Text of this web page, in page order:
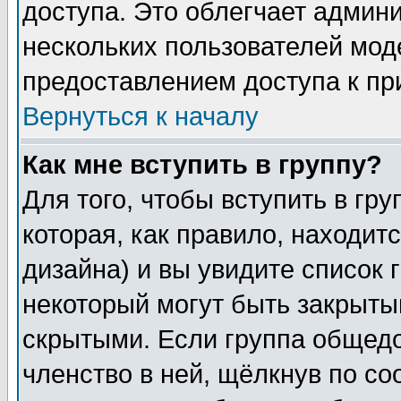
доступа. Это облегчает
нескольких пользователей
предоставлением доступа к
Вернуться к началу
Как мне вступить в группу?
Для того, чтобы вступить в
которая, как правило,
дизайна) и вы увидите список
некоторый могут быть
скрытыми. Если группа
членство в ней, щёлкнув по